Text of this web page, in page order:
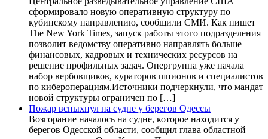
сформировало новую оперативную структуру по
кубинскому направлению, сообщили СМИ. Как пишет
The New York Times, запуск работы этого подразделения
позволит ведомству оперативно направлять больше
финансовых, кадровых и технических ресурсов на
решение профильных задач. Опергруппа уже начала
набор вербовщиков, кураторов шпионов и специалистов
по кибероперациям.Источники подчеркнули, что мандат
новой структуры ограничен по […]
Пожар вспыхнул на судне у берегов Одессы
Возгорание началось на судне, которое находится у
берегов Одесской области, сообщил глава областной